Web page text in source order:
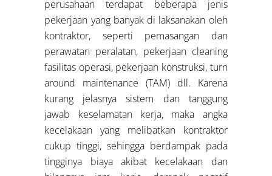
perusahaan terdapat beberapa jenis
pekerjaan yang banyak di laksanakan oleh
kontraktor, seperti pemasangan dan
perawatan peralatan, pekerjaan cleaning
fasilitas operasi, pekerjaan konstruksi, turn
around maintenance (TAM) dll. Karena
kurang jelasnya sistem dan tanggung
jawab keselamatan kerja, maka angka
kecelakaan yang melibatkan kontraktor
cukup tinggi, sehingga berdampak pada
tingginya biaya akibat kecelakaan dan